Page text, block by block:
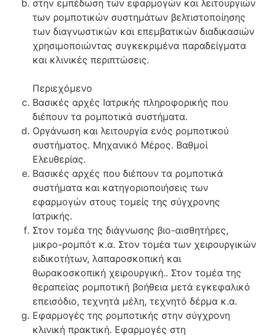
στην εμπέδωση των εφαρμογών και λειτουργιών
των ρομποτικών συστημάτων βελτιστοποίησης
των διαγνωστικών και επεμβατικών διαδικασιών
χρησιμοποιώντας συγκεκριμένα παραδείγματα
και κλινικές περιπτώσεις.
Περιεχόμενο
Βασικές αρχές Ιατρικής πληροφορικής που
διέπουν τα ρομποτικά συστήματα.
Οργάνωση και λειτουργία ενός ρομποτικού
συστήματος. Μηχανικό Μέρος. Βαθμοί
Ελευθερίας.
Βασικές αρχές που διέπουν τα ρομποτικά
συστήματα και κατηγοριοποιήσεις των
εφαρμογών στους τομείς της σύγχρονης
Ιατρικής.
Στον τομέα της διάγνωσης βιο-αισθητήρες,
μικρο-ρομπότ κ.α. Στον τομέα των χειρουργικών
ειδικοτήτων, λαπαροσκοπική και
θωρακοσκοπική χειρουργική.. Στον τομέα της
θεραπείας ρομποτική βοήθεια μετά εγκεφαλικό
επεισόδιο, τεχνητά μέλη, τεχνητό δέρμα κ.α.
Εφαρμογές της ρομποτικής στην σύγχρονη
κλινική πρακτική. Εφαρμογές στη